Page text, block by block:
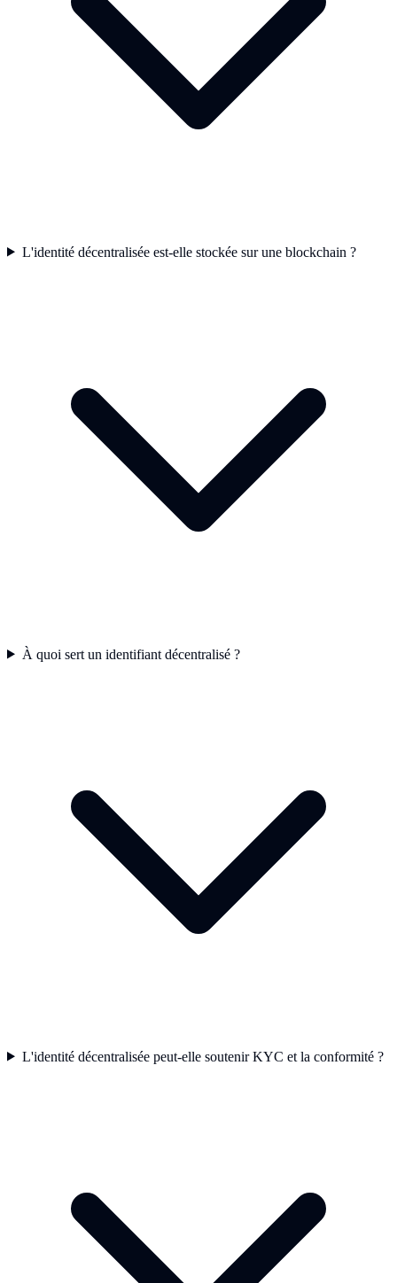
L'identité décentralisée est-elle stockée sur une blockchain ?
À quoi sert un identifiant décentralisé ?
L'identité décentralisée peut-elle soutenir KYC et la conformité ?